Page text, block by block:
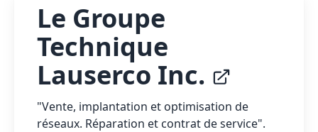
Le Groupe
Technique
Lauserco Inc.
"Vente, implantation et optimisation de
réseaux. Réparation et contrat de service".